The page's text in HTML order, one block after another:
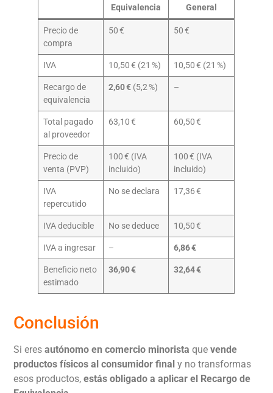
Equivalencia
General
Precio de
compra
50 € 50 €
IVA 10,50 € (21 %) 10,50 € (21 %)
Recargo de
equivalencia
2,60 € (5,2 %) –
Total pagado
al proveedor
63,10 € 60,50 €
Precio de
venta (PVP)
100 € (IVA
incluido)
100 € (IVA
incluido)
IVA
repercutido
No se declara 17,36 €
IVA deducible No se deduce 10,50 €
IVA a ingresar – 6,86 €
Beneficio neto
estimado
36,90 € 32,64 €
Conclusión
Si eresautónomo en comercio minorista quevende
productos físicos al consumidor final y no transformas
esos productos,estás obligado a aplicar el Recargo de